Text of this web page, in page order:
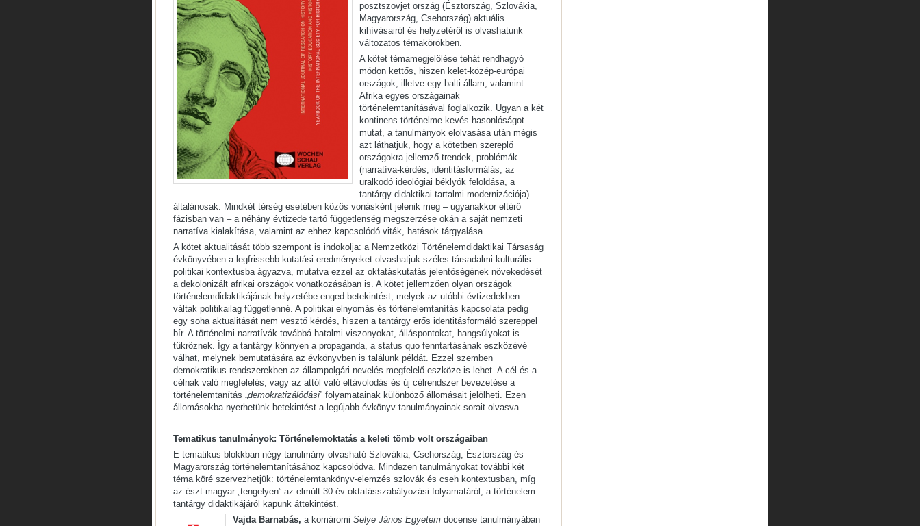
posztszovjet ország (Észtország, Szlovákia,
Magyarország, Csehország) aktuális
kihívásairól és helyzetéről is olvashatunk
változatos témakörökben.
A kötet témamegjelölése tehát rendhagyó
módon kettős, hiszen kelet-közép-európai
országok, illetve egy balti állam, valamint
Afrika egyes országainak
történelemtanításával foglalkozik. Ugyan a két
kontinens történelme kevés hasonlóságot
mutat, a tanulmányok elolvasása után mégis
azt láthatjuk, hogy a kötetben szereplő
országokra jellemző trendek, problémák
(narratíva-kérdés, identitásformálás, az
uralkodó ideológiai béklyók feloldása, a
tantárgy didaktikai-tartalmi modernizációja)
általánosak. Mindkét térség esetében közös vonásként jelenik meg – ugyanakkor eltérő
fázisban van – a néhány évtizede tartó függetlenség megszerzése okán a saját nemzeti
narratíva kialakítása, valamint az ehhez kapcsolódó viták, hatások tárgyalása.
A kötet aktualitását több szempont is indokolja: a Nemzetközi Történelemdidaktikai Társaság
évkönyvében a legfrissebb kutatási eredményeket olvashatjuk széles társadalmi-kulturális-
politikai kontextusba ágyazva, mutatva ezzel az oktatáskutatás jelentőségének növekedését
a dekolonizált afrikai országok vonatkozásában is. A kötet jellemzően olyan országok
történelemdidaktikájának helyzetébe enged betekintést, melyek az utóbbi évtizedekben
váltak politikailag függetlenné. A politikai elnyomás és történelemtanítás kapcsolata pedig
egy soha aktualitását nem vesztő kérdés, hiszen a tantárgy erős identitásformáló szereppel
bír. A történelmi narratívák továbbá hatalmi viszonyokat, álláspontokat, hangsúlyokat is
tükröznek. Így a tantárgy könnyen a propaganda, a status quo fenntartásának eszközévé
válhat, melynek bemutatására az évkönyvben is találunk példát. Ezzel szemben
demokratikus rendszerekben az állampolgári nevelés megfelelő eszköze is lehet. A cél és a
célnak való megfelelés, vagy az attól való eltávolodás és új célrendszer bevezetése a
történelemtanítás „demokratizálódási” folyamatainak különböző állomásait jelölheti. Ezen
állomásokba nyerhetünk betekintést a legújabb évkönyv tanulmányainak sorait olvasva.
Tematikus tanulmányok: Történelemoktatás a keleti tömb volt országaiban
E tematikus blokkban négy tanulmány olvasható Szlovákia, Csehország, Észtország és
Magyarország történelemtanításához kapcsolódva. Mindezen tanulmányokat további két
téma köré szervezhetjük: történelemtankönyv-elemzés szlovák és cseh kontextusban, míg
az észt-magyar „tengelyen” az elmúlt 30 év oktatásszabályozási folyamatáról, a történelem
tantárgy didaktikájáról kapunk áttekintést.
Vajda Barnabás, a komáromi Selye János Egyetem docense tanulmányában